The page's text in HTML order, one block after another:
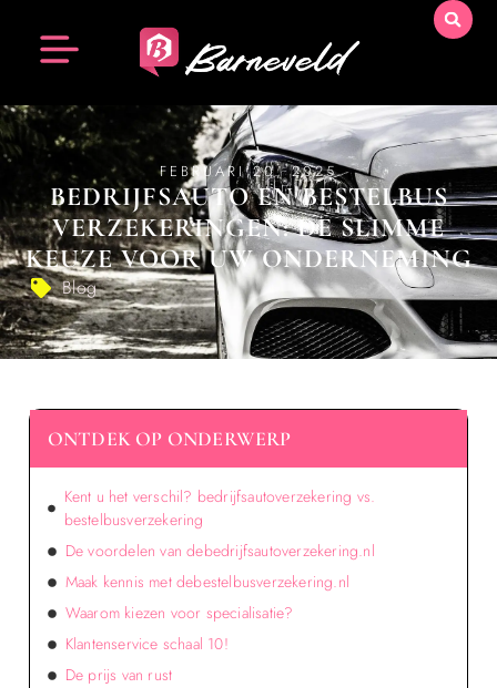
FEBRUARI 20, 2025
BEDRIJFSAUTO EN BESTELBUS
VERZEKERINGEN: DE SLIMME
KEUZE VOOR UW ONDERNEMING
Blog
ONTDEK OP ONDERWERP
Kent u het verschil? bedrijfsautoverzekering vs.
bestelbusverzekering
De voordelen van debedrijfsautoverzekering.nl
Maak kennis met debestelbusverzekering.nl
Waarom kiezen voor specialisatie?
Klantenservice schaal 10!
De prijs van rust